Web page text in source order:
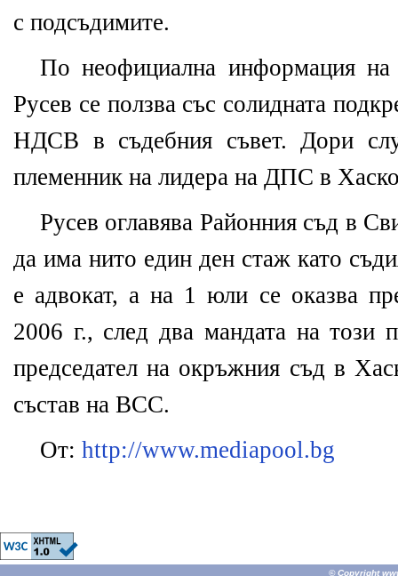
с подсъдимите.
По неофициална информация
Русев се ползва със солидната
НДСВ в съдебния съвет. Дори
племенник на лидера на ДПС в
Русев оглавява Районния съд в
да има нито един ден стаж като
е адвокат, а на 1 юли се оказва
2006 г., след два мандата на този
председател на окръжния съд в
състав на ВСС.
От: http://www.mediapool.bg
© Copyright